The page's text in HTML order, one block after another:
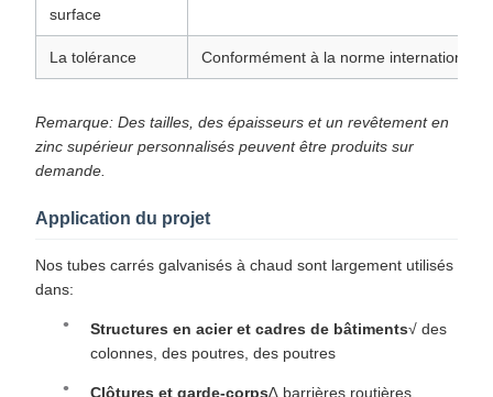
surface
La tolérance Conformément à la norme internationale
Remarque: Des tailles, des épaisseurs et un revêtement en
zinc supérieur personnalisés peuvent être produits sur
demande.
Application du projet
Nos tubes carrés galvanisés à chaud sont largement utilisés
dans:
Structures en acier et cadres de bâtiments√ des
colonnes, des poutres, des poutres
Clôtures et garde-corps∆ barrières routières,